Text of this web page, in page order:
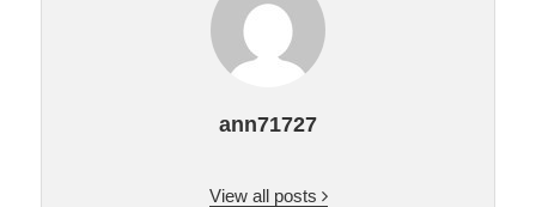
ann71727
View all posts